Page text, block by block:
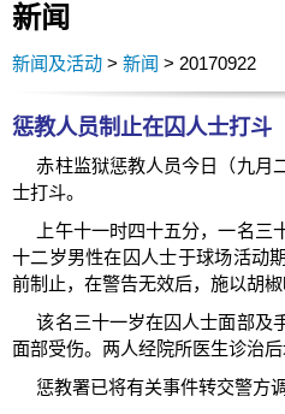
新闻
新闻及活动 > 新闻 > 20170922
惩教人员制止在囚人士打斗
赤柱监狱惩教人员今日（九月
士打斗。
上午十一时四十五分，一名三
十二岁男性在囚人士于球场活动
前制止，在警告无效后，施以胡椒
该名三十一岁在囚人士面部及
面部受伤。两人经院所医生诊治后
惩教署已将有关事件转交警方调